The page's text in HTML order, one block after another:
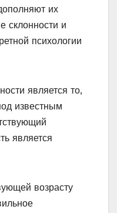
их
склонности и
психологии
является то,
известным
является
возрасту